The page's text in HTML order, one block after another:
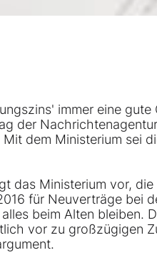
immer eine gute
der
dem Ministerium sei
das Ministerium vor,
für Neuverträge bei
beim Alten bleiben.
vor zu großzügigen